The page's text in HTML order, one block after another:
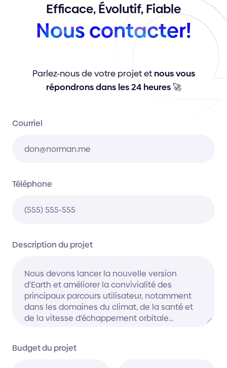
Efficace,Évolutif,Fiable
Nouscontacter!
Parlez-nous de votre projet etnous vous
répondrons dans les 24 heures🚀
Courriel
Téléphone
Description du projet
Budget du projet